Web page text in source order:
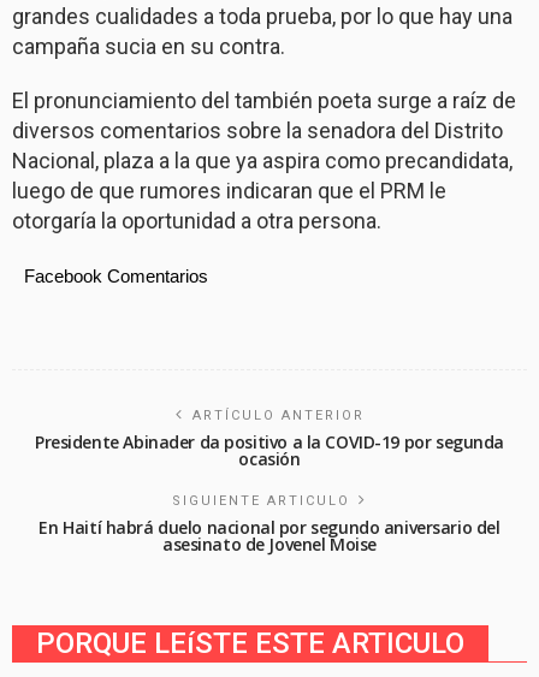
grandes cualidades a toda prueba, por lo que hay una
campaña sucia en su contra.
El pronunciamiento del también poeta surge a raíz de
diversos comentarios sobre la senadora del Distrito
Nacional, plaza a la que ya aspira como precandidata,
luego de que rumores indicaran que el PRM le
otorgaría la oportunidad a otra persona.
Facebook Comentarios
ARTÍCULO ANTERIOR
Presidente Abinader da positivo a la COVID-19 por segunda
ocasión
SIGUIENTE ARTICULO
En Haití habrá duelo nacional por segundo aniversario del
asesinato de Jovenel Moise
PORQUE LEíSTE ESTE ARTICULO